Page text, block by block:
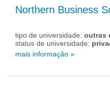
Northern Business
tipo de universidade: outras
status de universidade:
mais informação »